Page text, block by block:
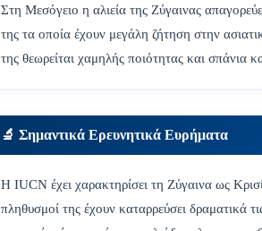
Στη Μεσόγειο η αλιεία της Ζύγαινας
της τα οποία έχουν μεγάλη ζήτηση στην
της θεωρείται χαμηλής ποιότητας και σπάνια
🔬 Σημαντικά Ερευνητικά Ευρήματα
Η IUCN έχει χαρακτηρίσει τη Ζύγαινα ως
πληθυσμοί της έχουν καταρρεύσει δραματικά